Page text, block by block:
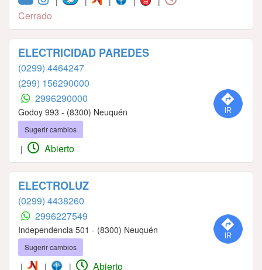
Cerrado
ELECTRICIDAD PAREDES
(0299) 4464247
(299) 156290000
2996290000
Godoy 993 - (8300) Neuquén
Sugerir cambios
| Abierto
ELECTROLUZ
(0299) 4438260
2996227549
Independencia 501 - (8300) Neuquén
Sugerir cambios
| | | Abierto